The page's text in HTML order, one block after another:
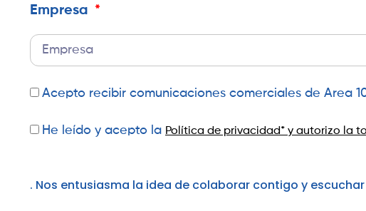
Empresa
Acepto recibir comunicaciones comerciales de Area
He leído y acepto la Política de privacidad* y autorizo la
. Nos entusiasma la idea de colaborar contigo y